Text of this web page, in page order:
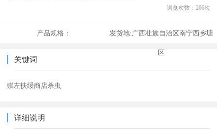
浏览次数： 206次
产品规格： 发货地:广西壮族自治区南宁西乡塘
区
关键词
崇左扶绥商店杀虫
详细说明